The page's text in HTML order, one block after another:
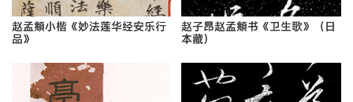
赵孟頫小楷《妙法莲华经安乐行
品》
赵子昂赵孟頫书《卫生歌》（日
本藏）